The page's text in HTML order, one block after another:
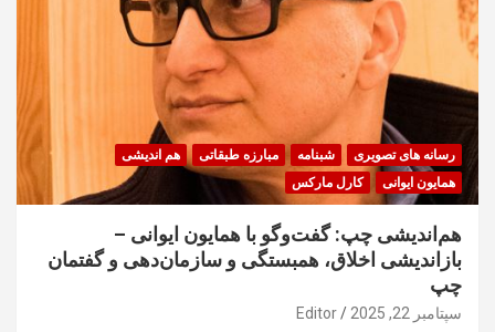
رسانه های تصویری شبنامه مبارزه طبقاتی
هم اندیشی
همایون ایوانی
کارل مارکس
هم‌اندیشی چپ: گفت‌وگو با همایون ایوانی –
بازاندیشی اخلاق، همبستگی و سازمان‌دهی و گفتمان
چپ
سپتامبر 22, 2025 Editor